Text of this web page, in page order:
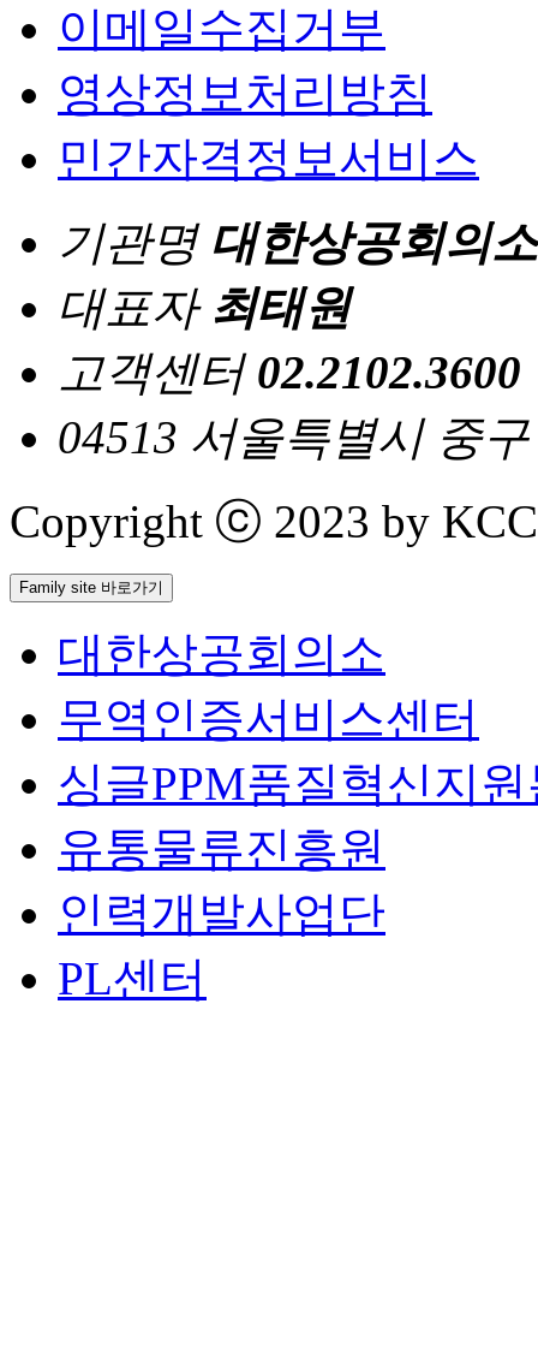
이메일수집거부
영상정보처리방침
민간자격정보서비스
기관명 대한상공회의소
대표자 최태원
고객센터 02.2102.3600
04513 서울특별시 중
Copyright ⓒ 2023 by
Family site 바로가기
대한상공회의소
무역인증서비스센터
싱글PPM품질혁신지
유통물류진흥원
인력개발사업단
PL센터